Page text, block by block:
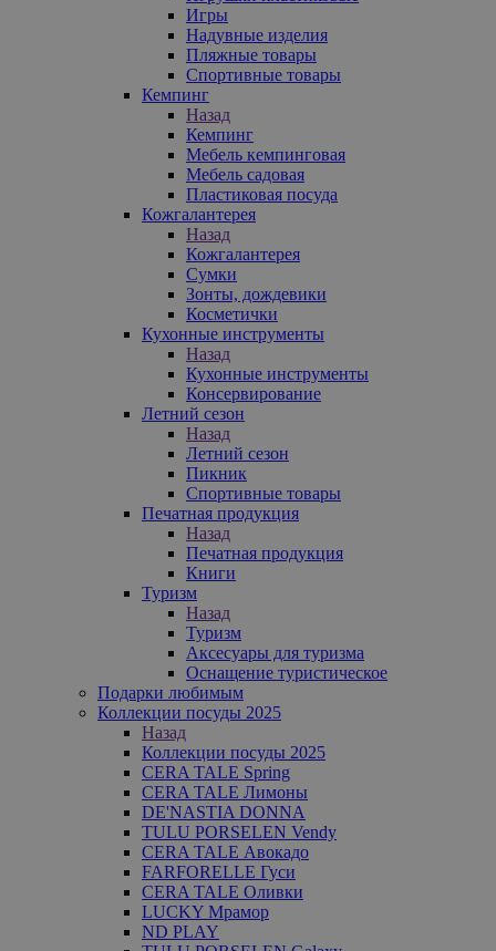
Игры
Надувные изделия
Пляжные товары
Спортивные товары
Кемпинг
Назад
Кемпинг
Мебель кемпинговая
Мебель садовая
Пластиковая посуда
Кожгалантерея
Назад
Кожгалантерея
Сумки
Зонты, дождевики
Косметички
Кухонные инструменты
Назад
Кухонные инструменты
Консервирование
Летний сезон
Назад
Летний сезон
Пикник
Спортивные товары
Печатная продукция
Назад
Печатная продукция
Книги
Туризм
Назад
Туризм
Аксесуары для туризма
Оснащение туристическое
Подарки любимым
Коллекции посуды 2025
Назад
Коллекции посуды 2025
CERA TALE Spring
CERA TALE Лимоны
DE'NASTIA DONNA
TULU PORSELEN Vendy
CERA TALE Авокадо
FARFORELLE Гуси
CERA TALE Оливки
LUCKY Мрамор
ND PLAY